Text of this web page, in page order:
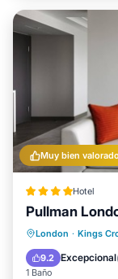
Muy bien
Hotel
Pullman
London · Kings
9.2 Excepcional(
1 Baño
Aire